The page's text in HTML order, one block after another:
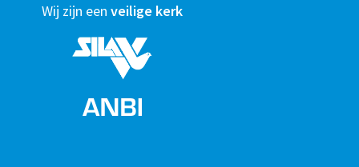
Wij zijn een veilige kerk